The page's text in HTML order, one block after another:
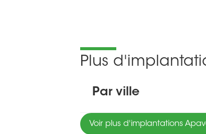
Plus
Par ville
Voir plus d'implantations